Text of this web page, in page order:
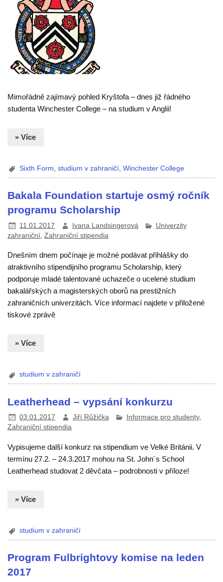
Mimořádně zajímavý pohled Kryštofa – dnes již řádného
studenta Winchester College – na studium v Anglii!
» Více
Sixth Form ,studium v zahraničí ,Winchester College
Bakala Foundation startuje osmý ročník
programu Scholarship
11.01.2017 Ivana Landsingerová
Univerzity
zahraniční,Zahraniční stipendia
Dnešním dnem počínaje je možné podávat přihlášky do
atraktivního stipendijního programu Scholarship, který
podporuje mladé talentované uchazeče o ucelené studium
bakalářských a magisterských oborů na prestižních
zahraničních univerzitách. Více informací najdete v přiložené
tiskové zprávě
» Více
studium v zahraničí
Leatherhead – vypsání konkurzu
03.01.2017 Jiří Růžička Informace pro studenty,
Zahraniční stipendia
Vypisujeme další konkurz na stipendium ve Velké Británii. V
termínu 27.2. – 24.3.2017 mohou na St. John´s School
Leatherhead studovat 2 děvčata – podrobnosti v příloze!
» Více
studium v zahraničí
Program Fulbrightovy komise na leden
2017